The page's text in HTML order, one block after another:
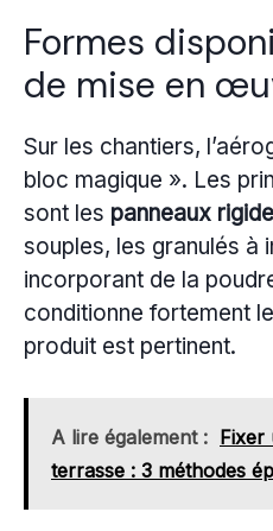
Formes
de mise en
Sur les chantiers,
bloc magique ». Les
sont les panneaux
souples, les granulés à
incorporant de la
conditionne fortement
produit est pertinent.
A lire également : Fixer
terrasse : 3 méthodes